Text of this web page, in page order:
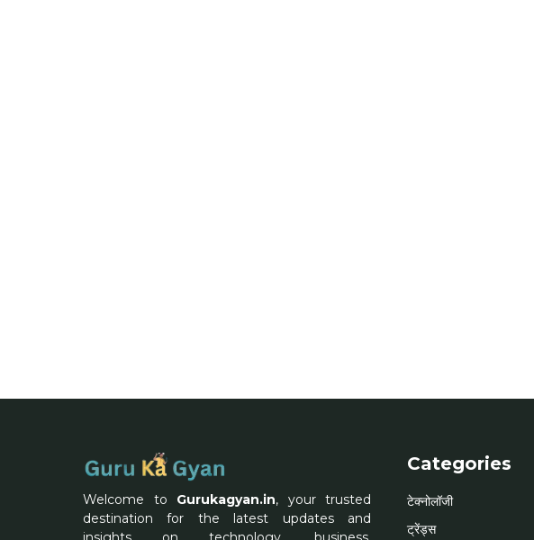
Welcome to Gurukagyan.in, your trusted
destination for the latest updates and
Categories
टेक्नोलॉजी
ट्रेंड्स